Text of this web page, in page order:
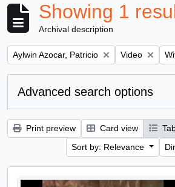
Showing 1
Archival description
Remove filter:
Aylwin Azocar, Patricio Remove filter:
Video
Advanced search options
Print preview Card view
Sort by: Relevance